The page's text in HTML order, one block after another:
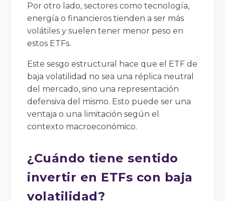
Por otro lado, sectores como tecnología,
energía o financieros tienden a ser más
volátiles y suelen tener menor peso en
estos ETFs.
Este sesgo estructural hace que el ETF de
baja volatilidad no sea una réplica neutral
del mercado, sino una representación
defensiva del mismo. Esto puede ser una
ventaja o una limitación según el
contexto macroeconómico.
¿Cuándo tiene sentido
invertir en ETFs con baja
volatilidad?